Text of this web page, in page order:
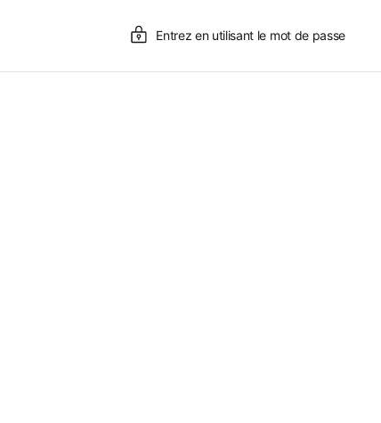
Entrez en utilisant le mot de passe